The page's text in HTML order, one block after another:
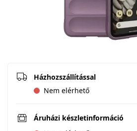
Házhozszállítással
Nem elérhető
Áruházi készletinformáció